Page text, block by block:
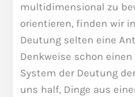
multidimensional zu
orientieren, finden wir
Deutung selten eine
Denkweise schon
System der Deutung
uns half, Dinge aus